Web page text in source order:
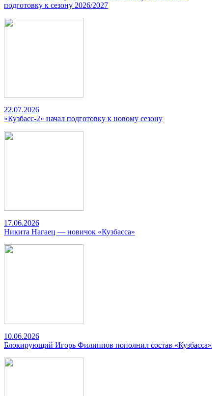
подготовку к сезону 2026/2027
22.07.2026
«Кузбасс-2» начал подготовку к новому сезону
17.06.2026
Никита Нагаец — новичок «Кузбасса»
10.06.2026
Блокирующий Игорь Филиппов пополнил состав «Кузбасса»